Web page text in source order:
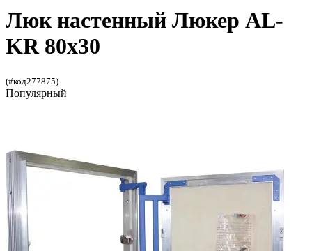
Люк настенный Люкер AL-
KR 80x30
(#код277875)
Популярный